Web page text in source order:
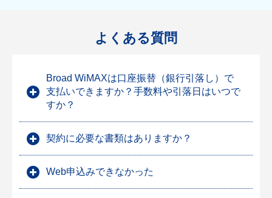
よくある質問
Broad WiMAXは口座振替（銀行引落し）で
支払いできますか？手数料や引落日はいつで
すか？
契約に必要な書類はありますか？
Web申込みできなかった